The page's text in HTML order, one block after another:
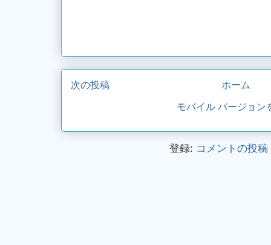
次の投稿 ホーム
モバイル バージョン
登録: コメントの投